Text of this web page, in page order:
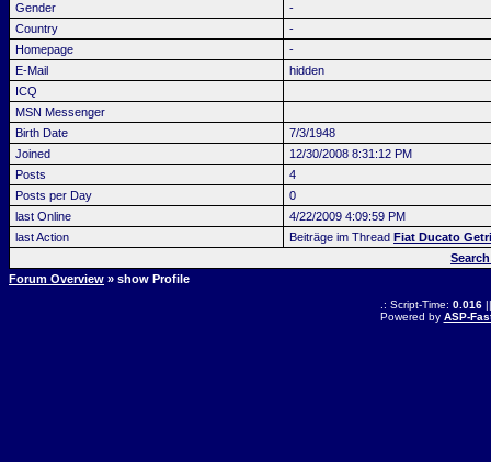
Gender
-
Country
-
Homepage
-
E-Mail
hidden
ICQ
MSN Messenger
Birth Date
7/3/1948
Joined
12/30/2008 8:31:12 PM
Posts
4
Posts per Day
0
last Online
4/22/2009 4:09:59 PM
last Action
Beiträge im Thread Fiat Ducato
Forum Overview » show Profile
.: Script-Time: 0.016
Powered by ASP-